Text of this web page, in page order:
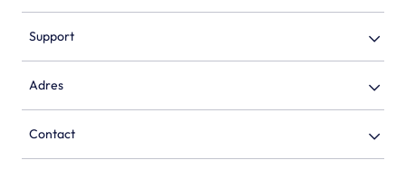
Support
Adres
Contact